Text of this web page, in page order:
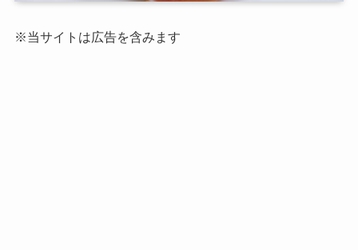
※当サイトは広告を含みます